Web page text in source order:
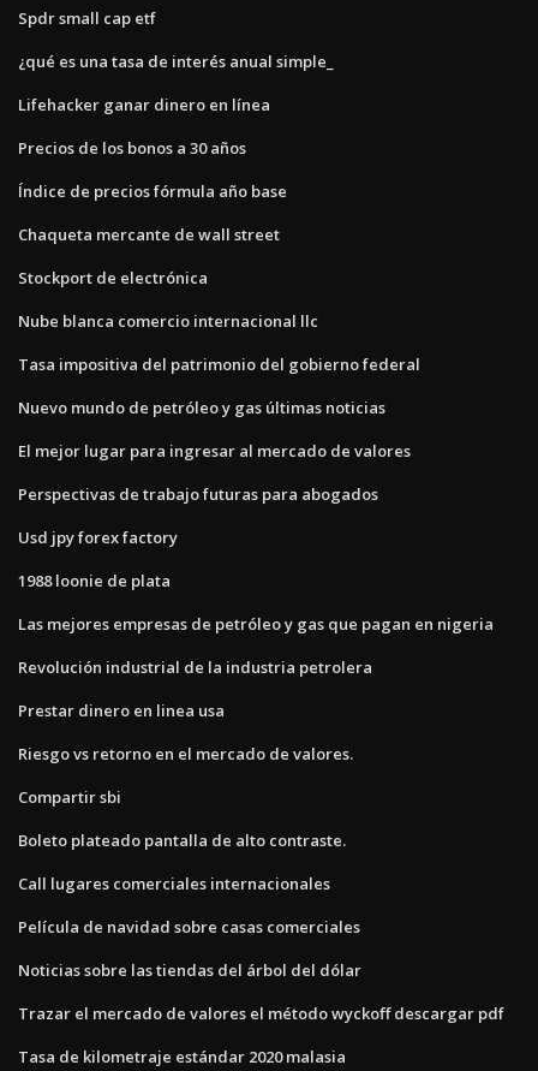
Spdr small cap etf
¿qué es una tasa de interés anual simple_
Lifehacker ganar dinero en línea
Precios de los bonos a 30 años
Índice de precios fórmula año base
Chaqueta mercante de wall street
Stockport de electrónica
Nube blanca comercio internacional llc
Tasa impositiva del patrimonio del gobierno federal
Nuevo mundo de petróleo y gas últimas noticias
El mejor lugar para ingresar al mercado de valores
Perspectivas de trabajo futuras para abogados
Usd jpy forex factory
1988 loonie de plata
Las mejores empresas de petróleo y gas que pagan en nigeria
Revolución industrial de la industria petrolera
Prestar dinero en linea usa
Riesgo vs retorno en el mercado de valores.
Compartir sbi
Boleto plateado pantalla de alto contraste.
Call lugares comerciales internacionales
Película de navidad sobre casas comerciales
Noticias sobre las tiendas del árbol del dólar
Trazar el mercado de valores el método wyckoff descargar pdf
Tasa de kilometraje estándar 2020 malasia